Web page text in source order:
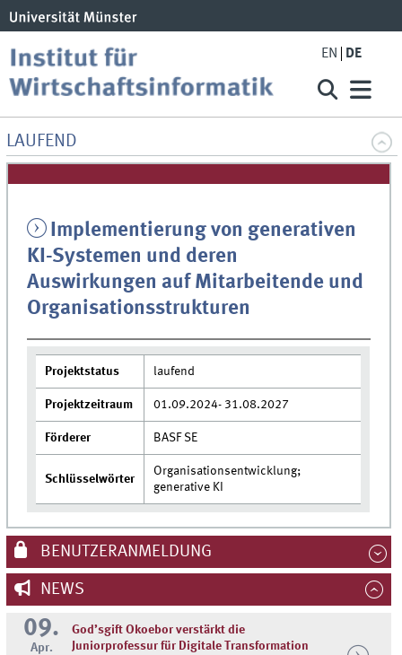
EN DE
LAUFEND
Implementierung von generativen
KI-Systemen und deren
Auswirkungen auf Mitarbeitende und
Organisationsstrukturen
Projektstatus laufend
Projektzeitraum 01.09.2024- 31.08.2027
Förderer BASF SE
Schlüsselwörter
Organisationsentwicklung;
generative KI
BENUTZERANMELDUNG
NEWS
09.
Apr.
God’sgift Okoebor verstärkt die
Juniorprofessur für Digitale Transformation